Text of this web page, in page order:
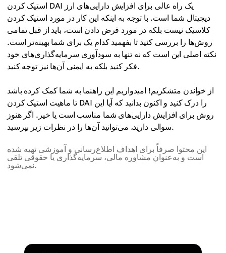
استیک کردن DAI یک راه عالی برای افزایش دارایی‌های ارز
دیجیتال شما است. با توجه به اینکه این کار در مورد استیک کردن
کلاسیک نیست بلکه در مورد قرض دادن است، باید از قبل تمامی
روش‌ها را بررسی کنید تا بفهمید کدام یک برای شما بهینه‌تر است.
نکته اصلی این است که نه تنها به سودآوری سرمایه‌گذاری‌های خود
فکر کنید بلکه به ایمنی آن‌ها نیز توجه کنید.
از خواندن متشکریم! امیدواریم این راهنما به شما کمک کرده باشد
تا ماهیت استیک کردن DAI را درک کنید و اکنون بدانید که آیا این
روش برای افزایش دارایی‌های شما مناسب است یا خیر. اگر هنوز
سوالی دارید، می‌توانید آن‌ها را در نظرات زیر بپرسید.
این محتوا صرفاً برای اهداف اطلاع‌رسانی و آموزشی تهیه شده
است و به‌عنوان مشاوره مالی، سرمایه‌گذاری یا حقوقی تلقی
نمی‌شود.